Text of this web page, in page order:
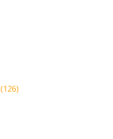
(126)